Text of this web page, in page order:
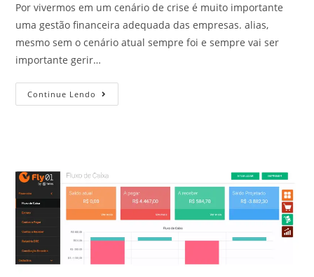
Por vivermos em um cenário de crise é muito importante
uma gestão financeira adequada das empresas. alias,
mesmo sem o cenário atual sempre foi e sempre vai ser
importante gerir…
Continue Lendo